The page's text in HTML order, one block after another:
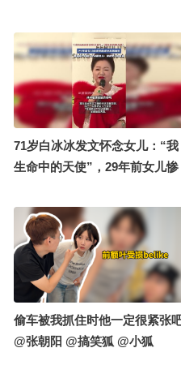
已它为首的硬核单词就都冒出
了，单词拓展就这么简单
71岁白冰冰发文怀念女儿：“我
生命中的天使”，29年前女儿惨
年做16次试管婴儿：想把女儿
回来
偷车被我抓住时他一定很紧张
@张朝阳 @搞笑狐 @小狐